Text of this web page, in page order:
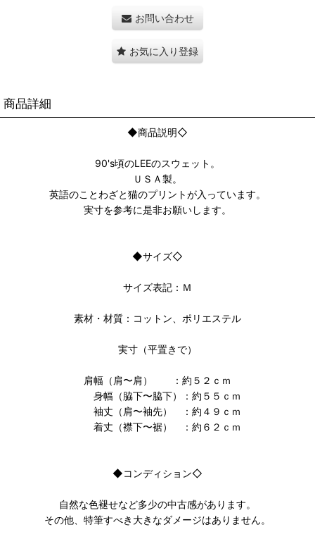
お問い合わせ
お気に入り登録
商品詳細
◆商品説明◇
90's頃のLEEのスウェット。
ＵＳＡ製。
英語のことわざと猫のプリントが入っています。
実寸を参考に是非お願いします。
◆サイズ◇
サイズ表記：Ｍ
素材・材質：コットン、ポリエステル
実寸（平置きで）
肩幅（肩〜肩） ：約５２ｃｍ
身幅（脇下〜脇下）：約５５ｃｍ
袖丈（肩〜袖先） ：約４９ｃｍ
着丈（襟下〜裾） ：約６２ｃｍ
◆コンディション◇
自然な色褪せなど多少の中古感があります。
その他、特筆すべき大きなダメージはありません。